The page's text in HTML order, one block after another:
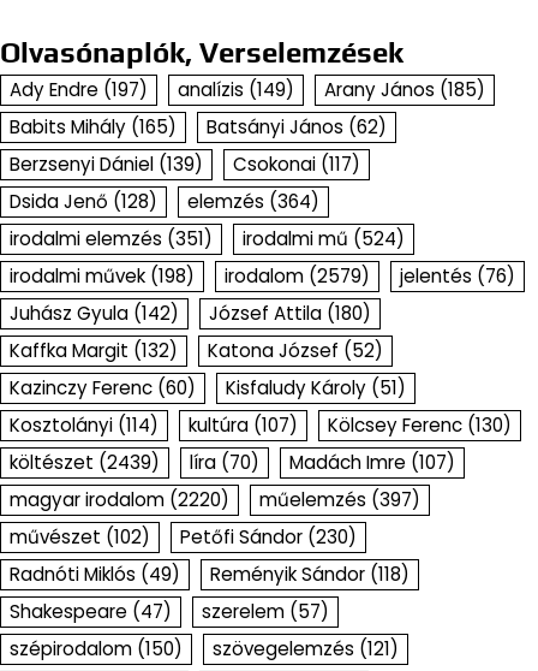
Olvasónaplók, Verselemzések
Ady Endre (197) analízis (149) Arany János (185)
Babits Mihály (165) Batsányi János (62)
Berzsenyi Dániel (139) Csokonai (117)
Dsida Jenő (128) elemzés (364)
irodalmi elemzés (351) irodalmi mű (524)
irodalmi művek (198) irodalom (2579) jelentés (76)
Juhász Gyula (142) József Attila (180)
Kaffka Margit (132) Katona József (52)
Kazinczy Ferenc (60) Kisfaludy Károly (51)
Kosztolányi (114) kultúra (107) Kölcsey Ferenc (130)
költészet (2439) líra (70) Madách Imre (107)
magyar irodalom (2220) műelemzés (397)
művészet (102) Petőfi Sándor (230)
Radnóti Miklós (49) Reményik Sándor (118)
Shakespeare (47) szerelem (57)
szépirodalom (150) szövegelemzés (121)